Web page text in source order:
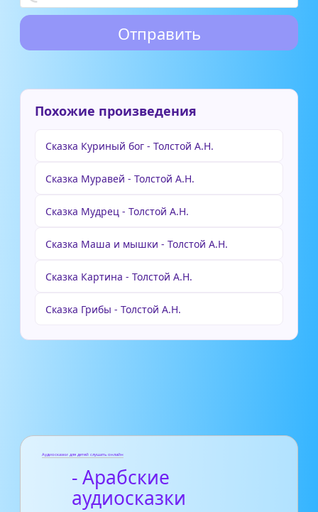
Похожие произведения
Сказка Куриный бог - Толстой А.Н.
Сказка Муравей - Толстой А.Н.
Сказка Мудрец - Толстой А.Н.
Сказка Маша и мышки - Толстой А.Н.
Сказка Картина - Толстой А.Н.
Сказка Грибы - Толстой А.Н.
Аудиосказки для детей слушать онлайн
- Арабские
аудиосказки